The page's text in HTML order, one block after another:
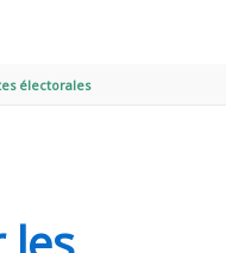
électorales